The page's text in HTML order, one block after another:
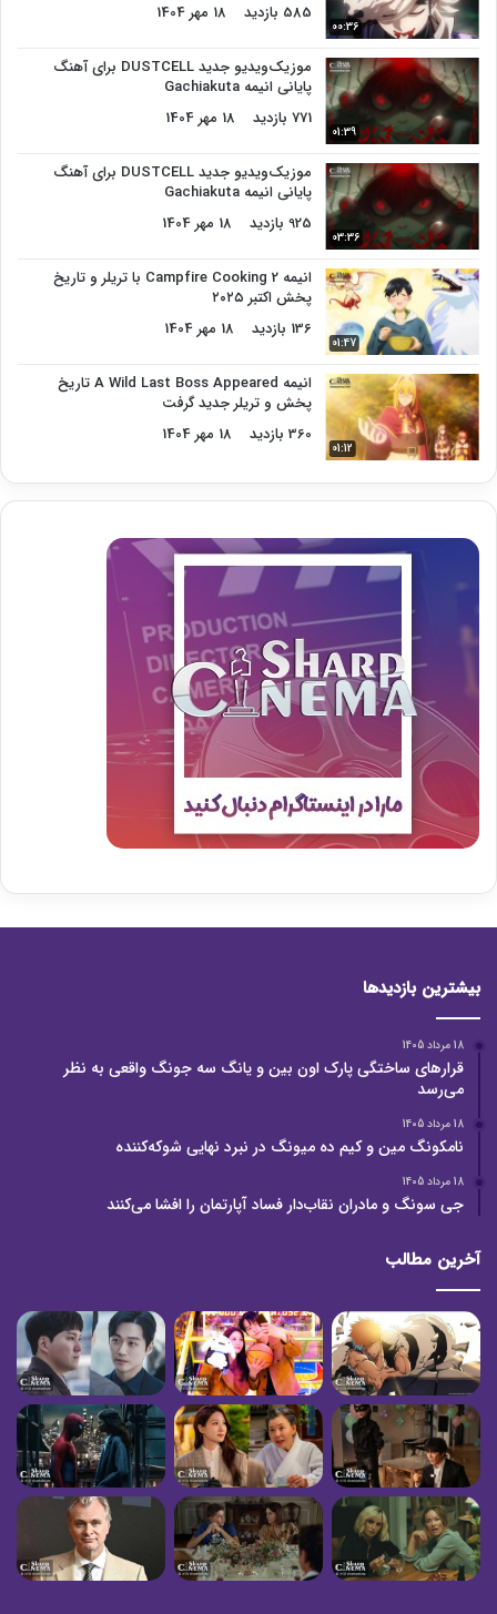
00:36
585 بازدید
18 مهر 1404
01:39
موزیک‌ویدیو جدید DUSTCELL برای آهنگ
پایانی انیمه Gachiakuta
771 بازدید
18 مهر 1404
03:36
موزیک‌ویدیو جدید DUSTCELL برای آهنگ
پایانی انیمه Gachiakuta
925 بازدید
18 مهر 1404
01:47
انیمه Campfire Cooking 2 با تریلر و تاریخ
پخش اکتبر ۲۰۲۵
136 بازدید
18 مهر 1404
01:12
انیمه A Wild Last Boss Appeared تاریخ
پخش و تریلر جدید گرفت
360 بازدید
18 مهر 1404
بیشترین بازدیدها
18 مرداد 1405
قرارهای ساختگی پارک اون بین و یانگ سه جونگ واقعی به نظر
می‌رسد
18 مرداد 1405
نامکونگ مین و کیم ده میونگ در نبرد نهایی شوکه‌کننده
18 مرداد 1405
جی سونگ و مادران نقاب‌دار فساد آپارتمان را افشا می‌کنند
آخرین مطالب